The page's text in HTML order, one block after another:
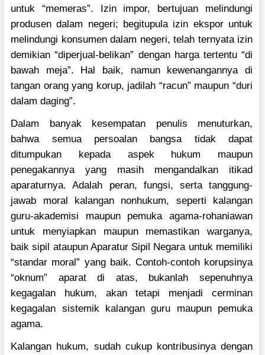
untuk “memeras”. Izin impor, bertujuan melindungi
produsen dalam negeri; begitupula izin ekspor untuk
melindungi konsumen dalam negeri, telah ternyata izin
demikian “diperjual-belikan” dengan harga tertentu “di
bawah meja”. Hal baik, namun kewenangannya di
tangan orang yang korup, jadilah “racun” maupun “duri
dalam daging”.
Dalam banyak kesempatan penulis menuturkan,
bahwa semua persoalan bangsa tidak dapat
ditumpukan kepada aspek hukum maupun
penegakannya yang masih mengandalkan itikad
aparaturnya. Adalah peran, fungsi, serta tanggung-
jawab moral kalangan nonhukum, seperti kalangan
guru-akademisi maupun pemuka agama-rohaniawan
untuk menyiapkan maupun memastikan warganya,
baik sipil ataupun Aparatur Sipil Negara untuk memiliki
“standar moral” yang baik. Contoh-contoh korupsinya
“oknum” aparat di atas, bukanlah sepenuhnya
kegagalan hukum, akan tetapi menjadi cerminan
kegagalan sistemik kalangan guru maupun pemuka
agama.
Kalangan hukum, sudah cukup kontribusinya dengan